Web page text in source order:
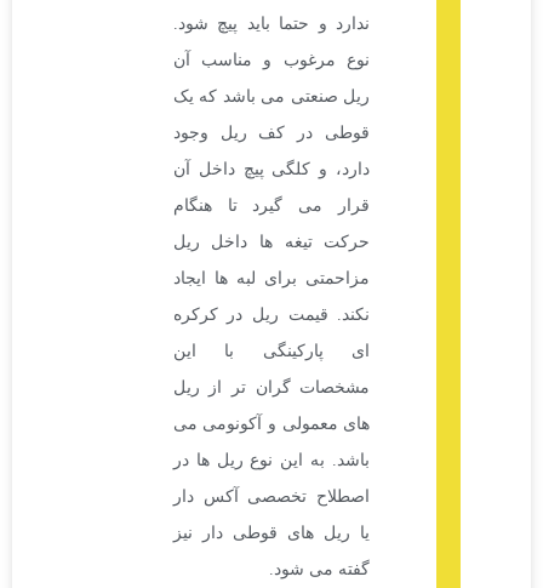
ندارد و حتما باید پیچ شود.
نوع مرغوب و مناسب آن
ریل صنعتی می باشد که یک
قوطی در کف ریل وجود
دارد، و کلگی پیچ داخل آن
قرار می گیرد تا هنگام
حرکت تیغه ها داخل ریل
مزاحمتی برای لبه ها ایجاد
نکند. قیمت ریل در کرکره
ای پارکینگی با این
مشخصات گران تر از ریل
های معمولی و آکونومی می
باشد. به این نوع ریل ها در
اصطلاح تخصصی آکس دار
یا ریل های قوطی دار نیز